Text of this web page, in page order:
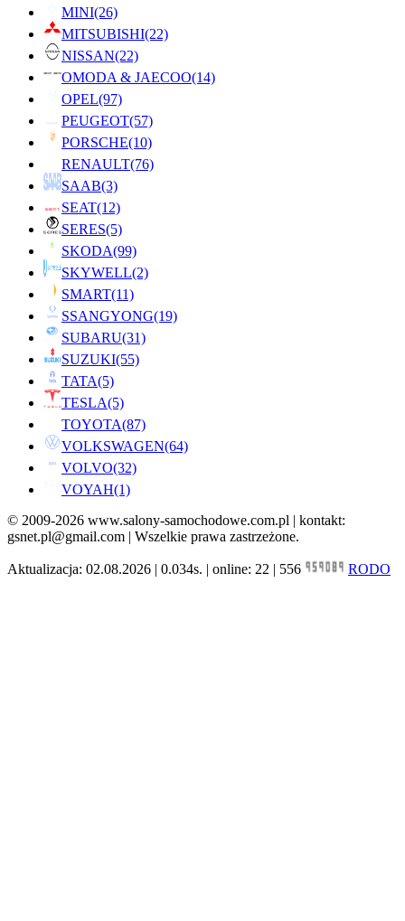
MINI(26)
MITSUBISHI(22)
NISSAN(22)
OMODA & JAECOO(14)
OPEL(97)
PEUGEOT(57)
PORSCHE(10)
RENAULT(76)
SAAB(3)
SEAT(12)
SERES(5)
SKODA(99)
SKYWELL(2)
SMART(11)
SSANGYONG(19)
SUBARU(31)
SUZUKI(55)
TATA(5)
TESLA(5)
TOYOTA(87)
VOLKSWAGEN(64)
VOLVO(32)
VOYAH(1)
© 2009-2026 www.salony-samochodowe.com.pl | kontakt:
gsnet.pl@gmail.com | Wszelkie prawa zastrzeżone.
Aktualizacja: 02.08.2026 | 0.034s. | online: 22 | 556 RODO